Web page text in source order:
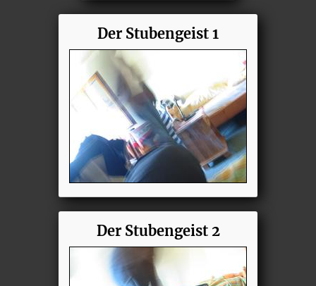
Der Stubengeist 1
Der Stubengeist 2